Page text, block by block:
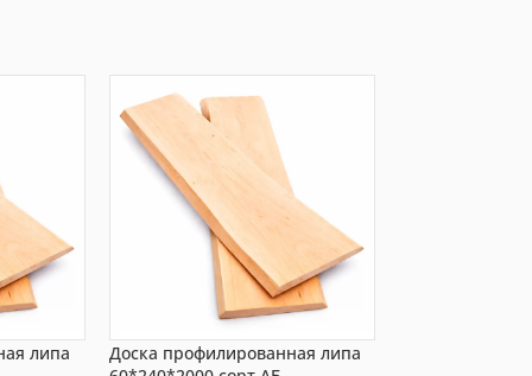
липа
Доска профилированная липа